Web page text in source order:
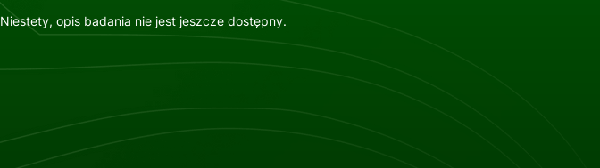
Niestety, opis badania nie jest jeszcze dostępny.